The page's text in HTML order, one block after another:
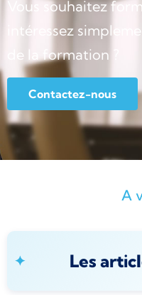
Vous souhaitez
intéressez
de la formation ?
Contactez-nous
A
Les